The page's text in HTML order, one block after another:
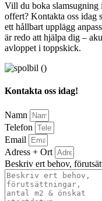
Vill du boka slamsugning
offert? Kontakta oss idag
ett hållbart upplägg
är redo att hjälpa dig –
avloppet i toppskick.
Kontakta oss idag!
Namn
Telefon
Email
Adress + Ort
Beskriv ert behov,